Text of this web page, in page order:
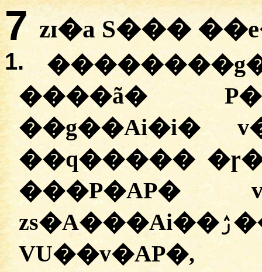
7zɪ�a S���
1. ��������g�
����ã�
��g��Ai�i�
��q�����
���P�AP�
zs�A���Ai��ۯ��: �w�v�AP�,